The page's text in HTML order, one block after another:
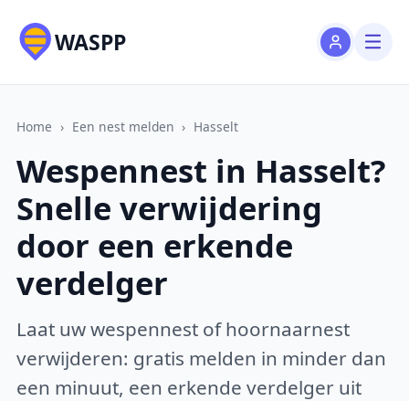
WASPP
Home › Een nest melden › Hasselt
Wespennest in Hasselt?
Snelle verwijdering
door een erkende
verdelger
Laat uw wespennest of hoornaarnest
verwijderen: gratis melden in minder dan
een minuut, een erkende verdelger uit